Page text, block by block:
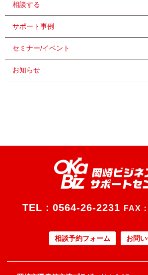
相談する
サポート事例
セミナー/イベント
お知らせ
TEL： 0564-26-2231 FAX
相談予約フォーム お問